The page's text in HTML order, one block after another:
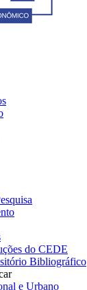
do CEDE
Bibliográfico
e Urbano